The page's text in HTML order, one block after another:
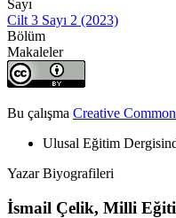
Sayı
Cilt 3 Sayı 2 (2023)
Bölüm
Makaleler
Bu çalışma Creative
Ulusal Eğitim
Yazar Biyografileri
İsmail Çelik, Milli